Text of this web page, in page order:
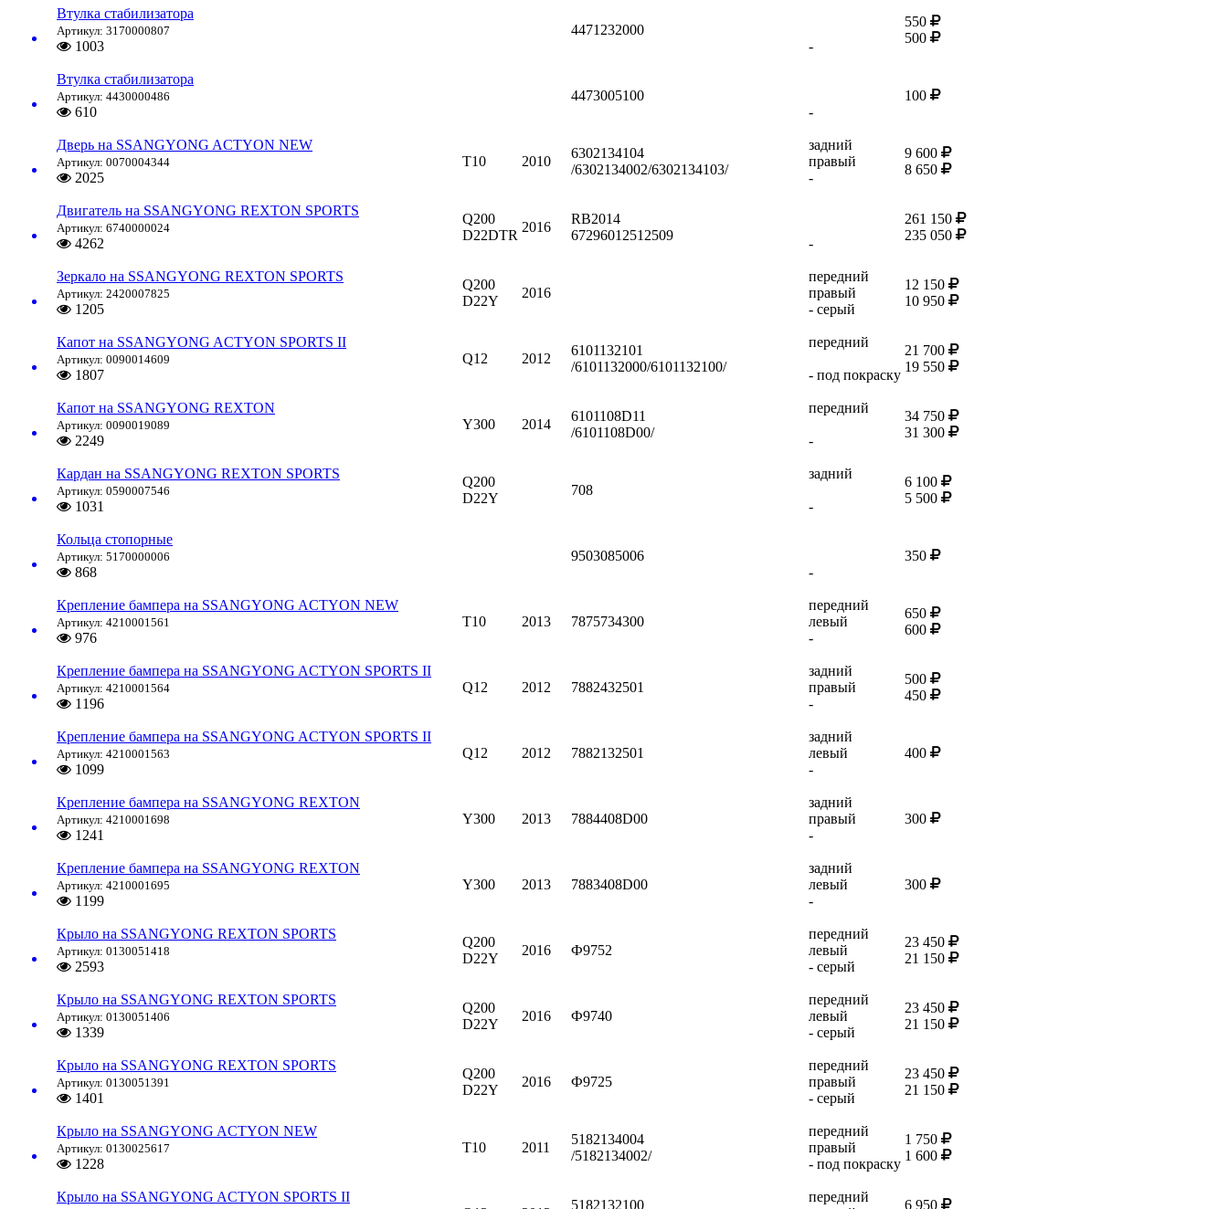
Втулка стабилизатора
Артикул: 3170000807
1003
4471232000
-
550
500
Втулка стабилизатора
Артикул: 4430000486
610
4473005100
-
100
Дверь на SSANGYONG ACTYON NEW
Артикул: 0070004344
2025
T10 2010
6302134104
/6302134002/6302134103/
задний
правый
-
9 600
8 650
Двигатель на SSANGYONG REXTON SPORTS
Артикул: 6740000024
4262
Q200
D22DTR
2016
RB2014
67296012512509
-
261 150
235 050
Зеркало на SSANGYONG REXTON SPORTS
Артикул: 2420007825
1205
Q200
D22Y
2016
передний
правый
- серый
12 150
10 950
Капот на SSANGYONG ACTYON SPORTS II
Артикул: 0090014609
1807
Q12 2012
6101132101
/6101132000/6101132100/
передний
- под покраску
21 700
19 550
Капот на SSANGYONG REXTON
Артикул: 0090019089
2249
Y300 2014
6101108D11
/6101108D00/
передний
-
34 750
31 300
Кардан на SSANGYONG REXTON SPORTS
Артикул: 0590007546
1031
Q200
D22Y
708
задний
-
6 100
5 500
Кольца стопорные
Артикул: 5170000006
868
9503085006
-
350
Крепление бампера на SSANGYONG ACTYON NEW
Артикул: 4210001561
976
T10 2013 7875734300
передний
левый
-
650
600
Крепление бампера на SSANGYONG ACTYON SPORTS II
Артикул: 4210001564
1196
Q12 2012 7882432501
задний
правый
-
500
450
Крепление бампера на SSANGYONG ACTYON SPORTS II
Артикул: 4210001563
1099
Q12 2012 7882132501
задний
левый
-
400
Крепление бампера на SSANGYONG REXTON
Артикул: 4210001698
1241
Y300 2013 7884408D00
задний
правый
-
300
Крепление бампера на SSANGYONG REXTON
Артикул: 4210001695
1199
Y300 2013 7883408D00
задний
левый
-
300
Крыло на SSANGYONG REXTON SPORTS
Артикул: 0130051418
2593
Q200
D22Y
2016 Ф9752
передний
левый
- серый
23 450
21 150
Крыло на SSANGYONG REXTON SPORTS
Артикул: 0130051406
1339
Q200
D22Y
2016 Ф9740
передний
левый
- серый
23 450
21 150
Крыло на SSANGYONG REXTON SPORTS
Артикул: 0130051391
1401
Q200
D22Y
2016 Ф9725
передний
правый
- серый
23 450
21 150
Крыло на SSANGYONG ACTYON NEW
Артикул: 0130025617
1228
T10 2011
5182134004
/5182134002/
передний
правый
- под покраску
1 750
1 600
Крыло на SSANGYONG ACTYON SPORTS II
5182132100
передний
6 950